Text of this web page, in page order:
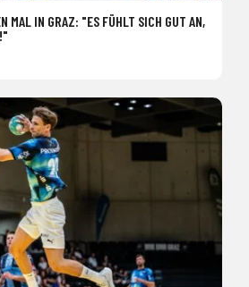
MAL IN GRAZ: "ES FÜHLT SICH GUT AN,